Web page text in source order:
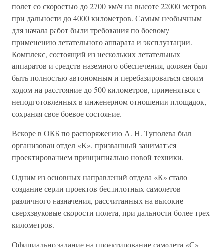
полет со скоростью до 2700 км/ч на высоте 22000 метров
при дальности до 4000 километров. Самым необычным
для начала работ были требования по боевому
применению летательного аппарата и эксплуатации.
Комплекс, состоящий из нескольких летательных
аппаратов и средств наземного обеспечения, должен был
быть полностью автономным и перебазироваться своим
ходом на расстояние до 500 километров, применяться с
неподготовленных в инженерном отношении площадок,
сохраняя свое боевое состояние.
Вскоре в ОКБ по распоряжению А. Н. Туполева был
организован отдел «К», призванный заниматься
проектированием принципиально новой техники.
Одним из основных направлений отдела «К» стало
создание серии проектов беспилотных самолетов
различного назначения, рассчитанных на высокие
сверхзвуковые скорости полета, при дальности более трех
километров.
Официально задание на проектирование самолета «С»